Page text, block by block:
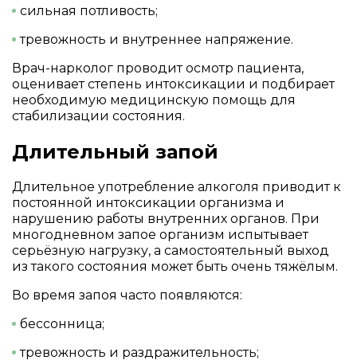
сильная потливость;
тревожность и внутреннее напряжение.
Врач-нарколог проводит осмотр пациента,
оценивает степень интоксикации и подбирает
необходимую медицинскую помощь для
стабилизации состояния.
Длительный запой
Длительное употребление алкоголя приводит к
постоянной интоксикации организма и
нарушению работы внутренних органов. При
многодневном запое организм испытывает
серьёзную нагрузку, а самостоятельный выход
из такого состояния может быть очень тяжёлым.
Во время запоя часто появляются:
бессонница;
тревожность и раздражительность;